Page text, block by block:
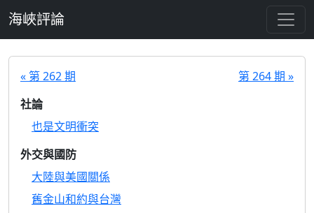
海峽評論
« 第 262 期
第 264 期 »
社論
也是文明衝突
外交與國防
大陸與美國關係
舊金山和約與台灣